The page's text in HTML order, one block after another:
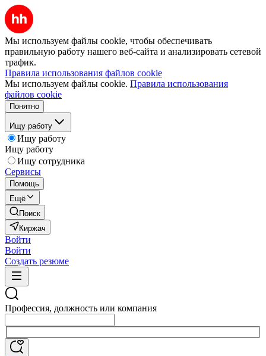
Мы используем файлы cookie, чтобы обеспечивать
правильную работу нашего веб-сайта и анализировать сетевой
трафик.
Правила использования файлов cookie
Мы используем файлы cookie. Правила использования
файлов cookie
Понятно
Ищу работу
Ищу работу
Ищу работу
Ищу сотрудника
Сервисы
Помощь
Ещё
Поиск
Киржач
Войти
Войти
Создать резюме
Профессия, должность или компания